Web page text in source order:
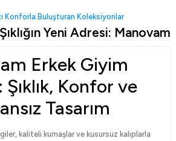
Konforla Buluşturan Koleksiyonlar
Yeni Adresi: Manovam
Erkek Giyim
Konfor ve
Tasarım
kaliteli kumaşlar ve kusursuz kalıplarla